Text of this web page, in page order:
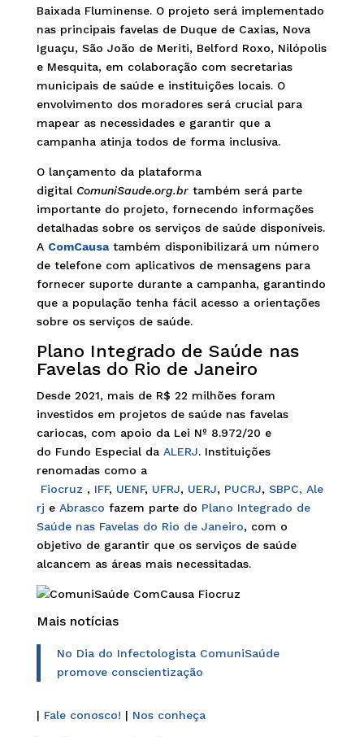
Baixada Fluminense. O projeto será implementado
nas principais favelas de Duque de Caxias, Nova
Iguaçu, São João de Meriti, Belford Roxo, Nilópolis
e Mesquita, em colaboração com secretarias
municipais de saúde e instituições locais. O
envolvimento dos moradores será crucial para
mapear as necessidades e garantir que a
campanha atinja todos de forma inclusiva.
O lançamento da plataforma
digital ComuniSaude.org.brtambém será parte
importante do projeto, fornecendo informações
detalhadas sobre os serviços de saúde disponíveis.
A ComCausatambém disponibilizará um número
de telefone com aplicativos de mensagens para
fornecer suporte durante a campanha, garantindo
que a população tenha fácil acesso a orientações
sobre os serviços de saúde.
Plano Integrado de Saúde nas
Favelas do Rio de Janeiro
Desde 2021, mais de R$ 22 milhões foram
investidos em projetos de saúde nas favelas
cariocas, com apoio da Lei Nº 8.972/20 e
do Fundo Especial da ALERJ. Instituições
renomadas como a
Fiocruz , IFF, UENF, UFRJ, UERJ, PUCRJ, SBPC, Ale
rj e Abrasco fazem parte do Plano Integrado de
Saúde nas Favelas do Rio de Janeiro, com o
objetivo de garantir que os serviços de saúde
alcancem as áreas mais necessitadas.
Mais notícias
No Dia do Infectologista ComuniSaúde
promove conscientização
| Fale conosco! | Nos conheça